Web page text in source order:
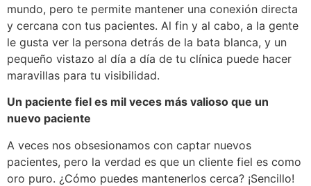
mundo, pero te permite mantener una conexión directa
y cercana con tus pacientes. Al fin y al cabo, a la gente
le gusta ver la persona detrás de la bata blanca, y un
pequeño vistazo al día a día de tu clínica puede hacer
maravillas para tu visibilidad.
Un paciente fiel es mil veces más valioso que un
nuevo paciente
A veces nos obsesionamos con captar nuevos
pacientes, pero la verdad es que un cliente fiel es como
oro puro. ¿Cómo puedes mantenerlos cerca? ¡Sencillo!